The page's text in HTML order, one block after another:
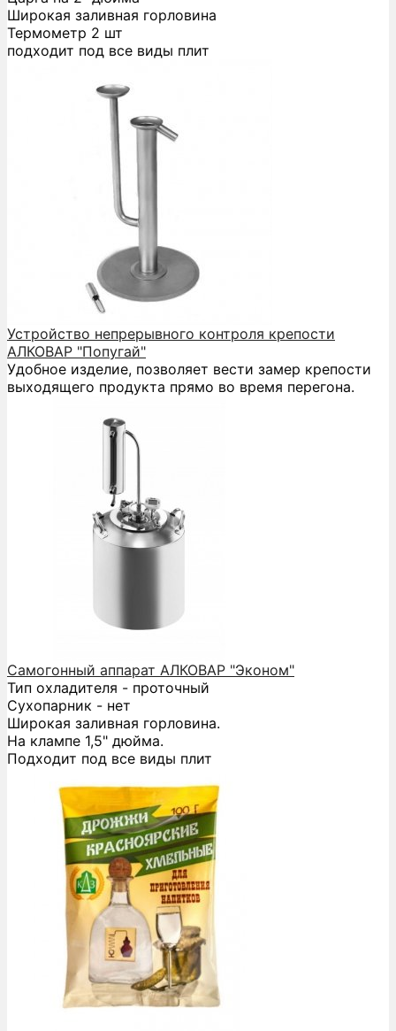
Широкая заливная горловина
Термометр 2 шт
подходит под все виды плит
Устройство непрерывного контроля крепости
АЛКОВАР "Попугай"
Удобное изделие, позволяет вести замер крепости
выходящего продукта прямо во время перегона.
Самогонный аппарат АЛКОВАР "Эконом"
Тип охладителя - проточный
Сухопарник - нет
Широкая заливная горловина.
На клампе 1,5" дюйма.
Подходит под все виды плит